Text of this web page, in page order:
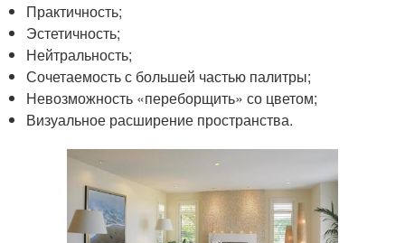
Практичность;
Эстетичность;
Нейтральность;
Сочетаемость с большей частью палитры;
Невозможность «переборщить» со цветом;
Визуальное расширение пространства.